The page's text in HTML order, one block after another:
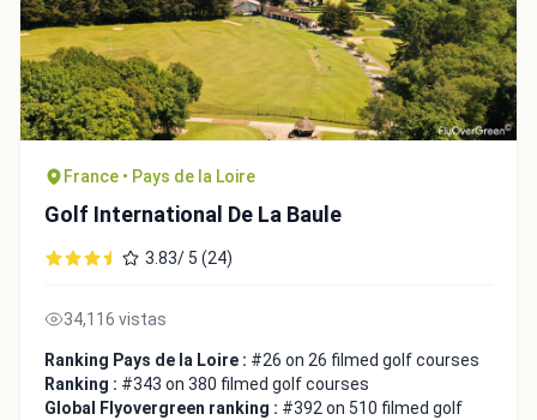
France • Pays de la Loire
Golf International De La Baule
3.83/ 5 (24)
34,116 vistas
Ranking Pays de la Loire : #26 on 26 filmed golf courses
Ranking : #343 on 380 filmed golf courses
Global Flyovergreen ranking : #392 on 510 filmed golf